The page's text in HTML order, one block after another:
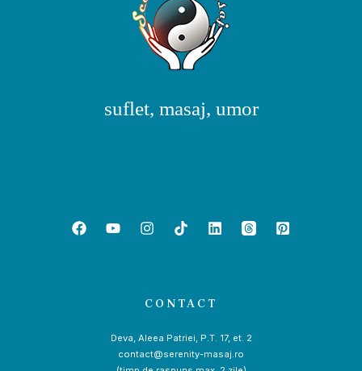
suflet, masaj, umor
CONTACT
Deva, Aleea Patriei, P.T. 17, et. 2
contact@serenity-masaj.ro